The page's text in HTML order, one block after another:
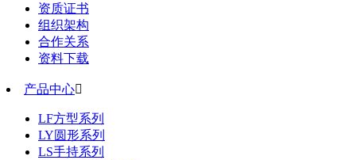
资质证书
组织架构
合作关系
资料下载
产品中心
LF方型系列
LY圆形系列
LS手持系列